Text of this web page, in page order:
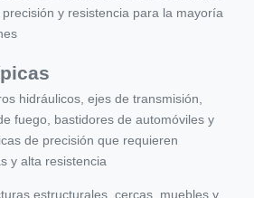
y resistencia para la mayoría
hidráulicos, ejes de transmisión,
fuego, bastidores de automóviles y
de precisión que requieren
y alta resistencia
estructurales, cercas, muebles y